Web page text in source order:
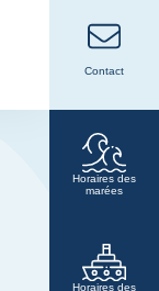
Contact
Horaires des
marées
Horaires des